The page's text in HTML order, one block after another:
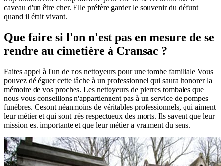
caveau d'un être cher. Elle préfère garder le souvenir du défunt
quand il était vivant.
Que faire si l'on n'est pas en mesure de se
rendre au cimetière à Cransac ?
Faites appel à l'un de nos nettoyeurs pour une tombe familiale Vous
pouvez déléguer cette tâche à un professionnel qui saura honorer la
mémoire de vos proches. Les nettoyeurs de pierres tombales que
nous vous conseillons n'appartiennent pas à un service de pompes
funèbres. Cesont néanmoins de véritables professionnels, qui aiment
leur métier et qui sont très respectueux des morts. Ils savent que leur
mission est importante et que leur métier a vraiment du sens.